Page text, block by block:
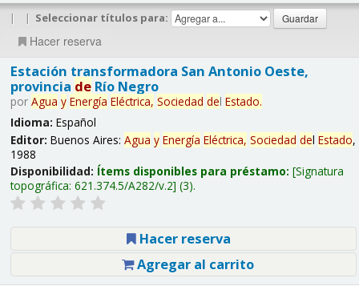
| | Seleccionar títulos para:
Hacer reserva
Estación transformadora San Antonio Oeste,
provincia deRío Negro
por Agua y Energía Eléctrica, Sociedad del Estado.
Idioma: Español
Editor: Buenos Aires: Agua y Energía Eléctrica, Sociedad del Estado,
1988
Disponibilidad: Ítems disponibles para préstamo: Signatura
topográfica: 621.374.5/A282/v.2 (3).
Hacer reserva
Agregar al carrito